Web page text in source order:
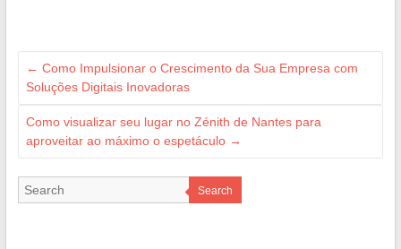
← Como Impulsionar o Crescimento da Sua Empresa com
Soluções Digitais Inovadoras
Como visualizar seu lugar no Zénith de Nantes para
aproveitar ao máximo o espetáculo →
Search